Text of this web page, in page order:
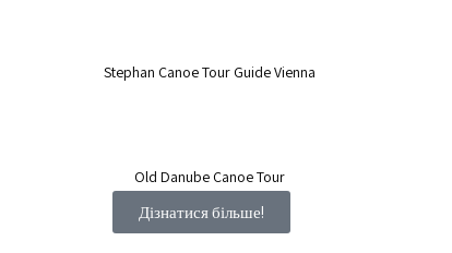
Дізнатися більше!